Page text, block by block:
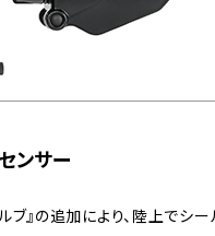
ンサー
ブ』の追加により、陸上でシ